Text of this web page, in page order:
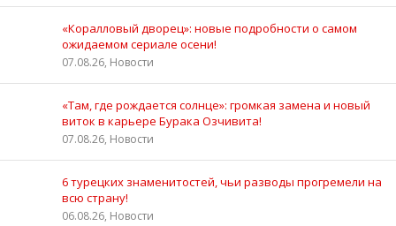
«Коралловый дворец»: новые подробности о самом
ожидаемом сериале осени!
07.08.26, Новости
«Там, где рождается солнце»: громкая замена и новый
виток в карьере Бурака Озчивита!
07.08.26, Новости
6 турецких знаменитостей, чьи разводы прогремели на
всю страну!
06.08.26, Новости